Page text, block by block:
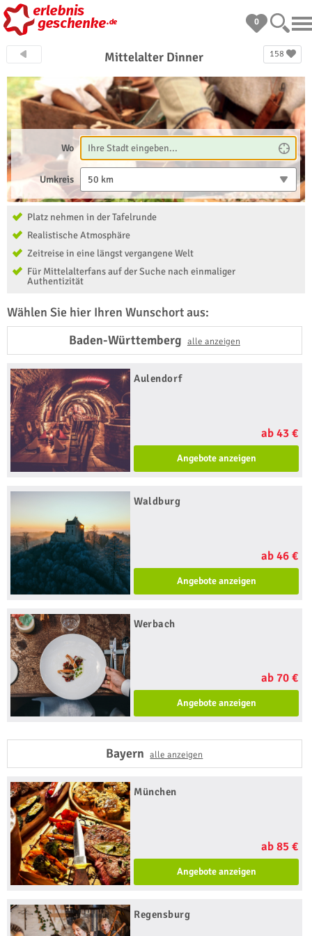
0
158
Mittelalter Dinner
Wo
Umkreis 50 km
Platz nehmen in der Tafelrunde
Realistische Atmosphäre
Zeitreise in eine längst vergangene Welt
Für Mittelalterfans auf der Suche nach einmaliger
Authentizität
Wählen Sie hier Ihren Wunschort aus:
Baden-Württemberg alle anzeigen
Aulendorf
ab 43 €
Angebote anzeigen
Waldburg
ab 46 €
Angebote anzeigen
Werbach
ab 70 €
Angebote anzeigen
Bayernalle anzeigen
München
ab 85 €
Angebote anzeigen
Regensburg